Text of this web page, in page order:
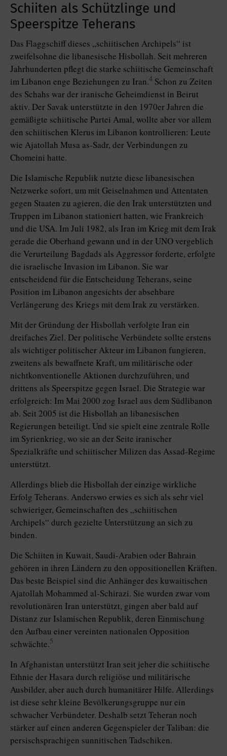
Schiiten als Schützlinge und
Speerspitze Teherans
Das Flaggschiff dieses „schiitischen Archipels“ ist
zweifelsohne die libanesische Hisbollah. Seit mehreren
Jahrhunderten pflegt die starke schiitische Gemeinschaft
im Libanon enge Beziehungen zu Iran.4 Schon zu Zeiten
des Schahs war der iranische Geheimdienst in Beirut
aktiv. Der Savak unterstützte in den 1970er Jahren die
gemäßigte schiitische Partei Amal, wollte aber vor allem
den schiitischen Klerus im Libanon kontrollieren: Leute
wie Ajatollah Musa as-Sadr, der Verbindungen zu
Chomeini hatte.
Die Islamische Republik nutzte diese libanesischen
Netzwerke sofort, um mit Geiselnahmen und Attentaten
gegen Staaten zu agieren, die den Irak unterstützten und
Truppen im Libanon stationiert hatten, wie Frankreich
und die USA. Im Juli 1982, als Iran im Krieg mit dem Irak
gerade die Oberhand gewann und in der UNO vergeblich
die Verurteilung Bagdads als Aggressor forderte, erfolgte
die israelische Invasion im Libanon. Sie war
entscheidend für die Entscheidung Teherans, seine
Position im Libanon angesichts der absehbare
Verlängerung des Kriegs mit dem Irak zu verstärken.
Mit der Gründung der Hisbollah verfolgte Iran ein
dreifaches Ziel. Der politische Verbündete sollte erstens
als wichtiger politischer Akteur im Libanon fungieren,
zweitens als bewaffnete Kraft, um militärische oder
nichtkonventionelle Aktionen durchzuführen, und
drittens als Speerspitze gegen Israel. Die Strategie war
erfolgreich: Im Mai 2000 zog Israel aus dem Südlibanon
ab. Seit 2005 ist die Hisbollah an libanesischen
Regierungen beteiligt. Und sie spielt eine zentrale Rolle
im Syrienkrieg, wo sie an der Seite iranischer
Spezialkräfte und schiitischer Milizen das Assad-Regime
unterstützt.
Allerdings blieb die Hisbollah der einzige wirkliche
Erfolg Teherans. Anderswo erwies es sich als sehr viel
schwieriger, Gemeinschaften des „schiitischen
Archipels“ durch gezielte Unterstützung an sich zu
binden.
Die Schiiten in Kuwait, Saudi-Ara­bien oder Bahrain
gehören in ihren Ländern zu den oppositionellen Kräften.
Das beste Beispiel sind die Anhänger des kuwaitischen
Ajatollah Mohammed al-Schirazi. Sie wurden zwar vom
revolutionären Iran unterstützt, gingen aber bald auf
Distanz zur Islamischen Republik, deren Einmischung
den Aufbau einer vereinten nationalen Opposition
schwächte.5
In Afghanistan unterstützt Iran seit jeher die schiitische
Ethnie der Hasara durch religiöse und militärische
Ausbilder, aber auch durch humanitärer Hilfe. Allerdings
ist diese sehr kleine Bevölkerungsgruppe nur ein
schwacher Verbündeter. Deshalb setzt Teheran noch
stärker auf einen anderen Gegenspieler der Taliban: die
persischsprachigen sunnitischen Tadschiken.